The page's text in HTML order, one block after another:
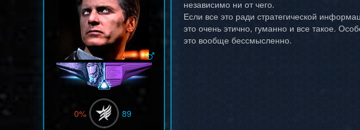
0% 89
независимо ни от чего.
Если все это ради стратегической
это очень этично, гуманно и все такое.
это вообще бессмысленно.